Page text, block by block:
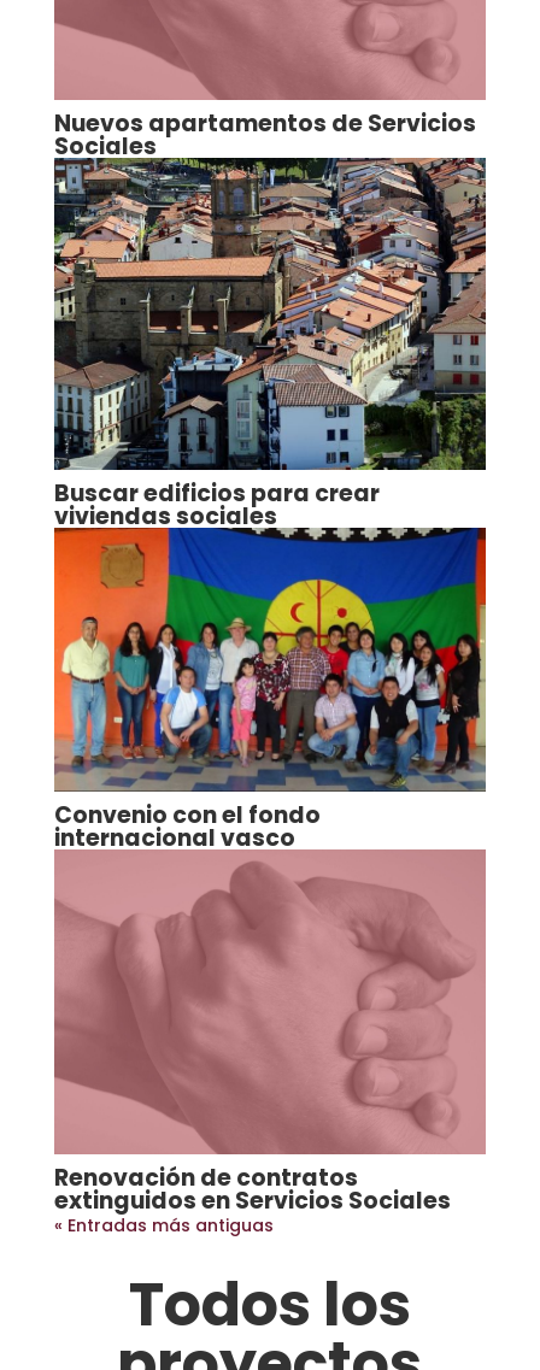
Nuevos apartamentos de Servicios
Sociales
Buscar edificios para crear
viviendas sociales
Convenio con el fondo
internacional vasco
Renovación de contratos
extinguidos en Servicios Sociales
« Entradas más antiguas
Todos los